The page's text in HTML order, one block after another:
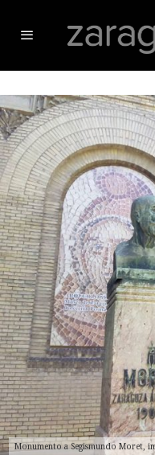
Monumento a Segismundo Moret,